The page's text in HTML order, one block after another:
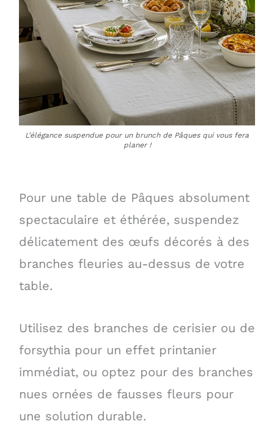
L’élégance suspendue pour un brunch de Pâques qui vous fera
planer !
Pour une table de Pâques absolument
spectaculaire et éthérée, suspendez
délicatement des œufs décorés à des
branches fleuries au-dessus de votre
table.
Utilisez des branches de cerisier ou de
forsythia pour un effet printanier
immédiat, ou optez pour des branches
nues ornées de fausses fleurs pour
une solution durable.